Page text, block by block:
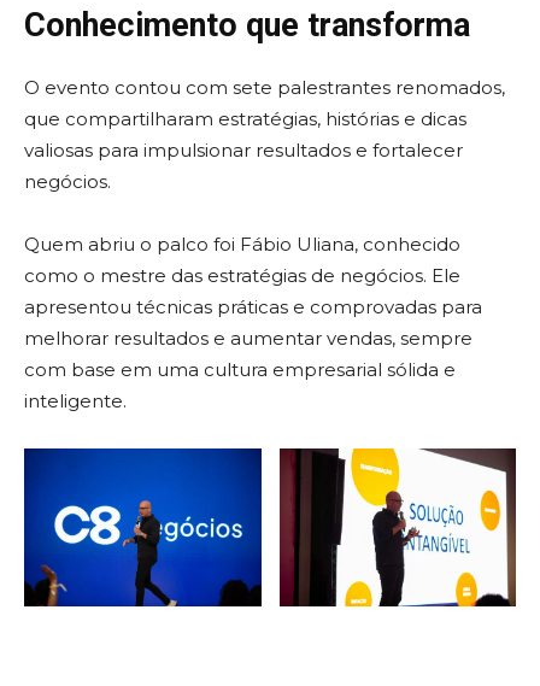
Conhecimento que transforma
O evento contou com sete palestrantes renomados,
que compartilharam estratégias, histórias e dicas
valiosas para impulsionar resultados e fortalecer
negócios.
Quem abriu o palco foi Fábio Uliana, conhecido
como o mestre das estratégias de negócios. Ele
apresentou técnicas práticas e comprovadas para
melhorar resultados e aumentar vendas, sempre
com base em uma cultura empresarial sólida e
inteligente.